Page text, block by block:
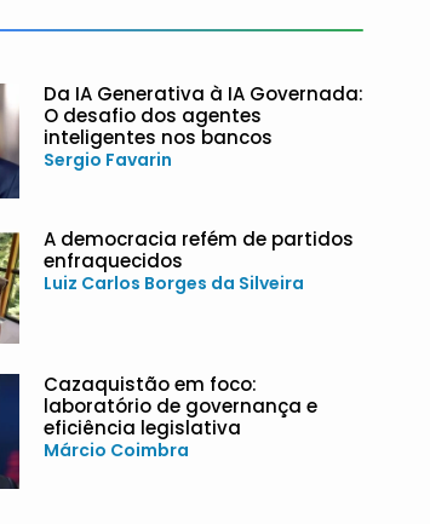
Da IA Generativa à IA Governada:
O desafio dos agentes
inteligentes nos bancos
Sergio Favarin
A democracia refém de partidos
enfraquecidos
Luiz Carlos Borges da Silveira
Cazaquistão em foco:
laboratório de governança e
eficiência legislativa
Márcio Coimbra